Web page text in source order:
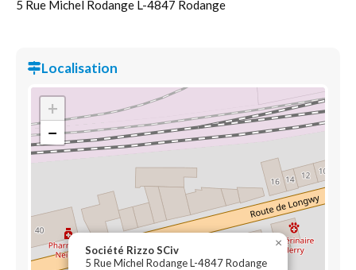
5 Rue Michel Rodange L-4847 Rodange
Localisation
Société Rizzo SCiv
5 Rue Michel Rodange L-4847 Rodange
×
+
−